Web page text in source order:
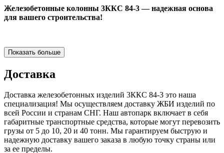
Железобетонные колонны 3ККС 84-3 — надежная основа
для вашего строительства!
Показать больше
Доставка
Доставка железобетонных изделий 3ККС 84-3 это наша
специализация! Мы осуществляем доставку ЖБИ изделий по
всей России и странам СНГ. Наш автопарк включает в себя
габаритные транспортные средства, которые могут перевозить
грузы от 5 до 10, 20 и 40 тонн. Мы гарантируем быструю и
надежную доставку вашего заказа в любую точку страны или
за ее пределы.